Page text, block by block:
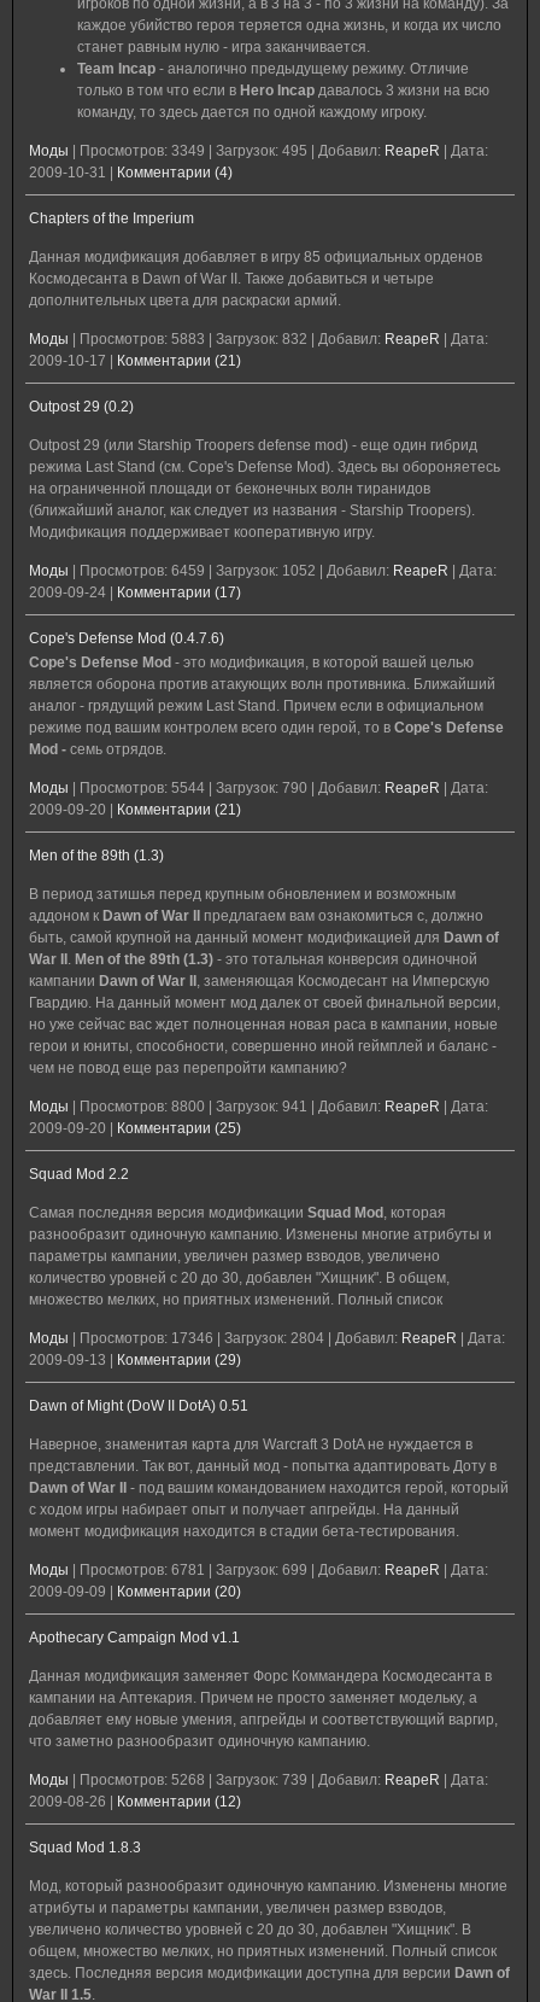
игроков по одной жизни, а в 3 на 3 - по 3 жизни на команду). За
каждое убийство героя теряется одна жизнь, и когда их число
станет равным нулю - игра заканчивается.
Team Incap - аналогично предыдущему режиму. Отличие
только в том что если в Hero Incap давалось 3 жизни на всю
команду, то здесь дается по одной каждому игроку.
Моды Просмотров: 3349 Загрузок: 495 Добавил: ReapeR
Дата:
2009-10-31
Комментарии (4)
Chapters of the Imperium
Данная модификация добавляет в игру 85 официальных орденов
Космодесанта в Dawn of War II. Также добавиться и четыре
дополнительных цвета для раскраски армий.
Моды Просмотров: 5883 Загрузок: 832 Добавил: ReapeR
Дата:
2009-10-17
Комментарии (21)
Outpost 29 (0.2)
Outpost 29 (или Starship Troopers defense mod) - еще один гибрид
режима Last Stand (см. Cope's Defense Mod). Здесь вы обороняетесь
на ограниченной площади от беконечных волн тиранидов
(ближайший аналог, как следует из названия - Starship Troopers).
Модификация поддерживает кооперативную игру.
Моды Просмотров: 6459 Загрузок: 1052 Добавил: ReapeR
Дата:
2009-09-24
Комментарии (17)
Cope's Defense Mod (0.4.7.6)
Cope's Defense Mod - это модификация, в которой вашей целью
является оборона против атакующих волн противника. Ближайший
аналог - грядущий режим Last Stand. Причем если в официальном
режиме под вашим контролем всего один герой, то в Cope's Defense
Mod - семь отрядов.
Моды Просмотров: 5544 Загрузок: 790 Добавил: ReapeR
Дата:
2009-09-20
Комментарии (21)
Men of the 89th (1.3)
В период затишья перед крупным обновлением и возможным
аддоном к Dawn of War II предлагаем вам ознакомиться с, должно
быть, самой крупной на данный момент модификацией для Dawn of
War II . Men of the 89th (1.3) - это тотальная конверсия одиночной
кампании Dawn of War II , заменяющая Космодесант на Имперскую
Гвардию. На данный момент мод далек от своей финальной версии,
но уже сейчас вас ждет полноценная новая раса в кампании, новые
герои и юниты, способности, совершенно иной геймплей и баланс -
чем не повод еще раз перепройти кампанию?
Моды Просмотров: 8800 Загрузок: 941 Добавил: ReapeR
Дата:
2009-09-20
Комментарии (25)
Squad Mod 2.2
Самая последняя версия модификации Squad Mod , которая
разнообразит одиночную кампанию. Изменены многие атрибуты и
параметры кампании, увеличен размер взводов, увеличено
количество уровней с 20 до 30, добавлен "Хищник". В общем,
множество мелких, но приятных изменений. Полный список
Моды Просмотров: 17346 Загрузок: 2804 Добавил: ReapeR
Дата:
2009-09-13
Комментарии (29)
Dawn of Might (DoW II DotA) 0.51
Наверное, знаменитая карта для Warcraft 3 DotA не нуждается в
представлении. Так вот, данный мод - попытка адаптировать Доту в
Dawn of War II
- под вашим командованием находится герой, который
с ходом игры набирает опыт и получает апгрейды. На данный
момент модификация находится в стадии бета-тестирования.
Моды Просмотров: 6781 Загрузок: 699 Добавил: ReapeR
Дата:
2009-09-09
Комментарии (20)
Apothecary Campaign Mod v1.1
Данная модификация заменяет Форс Коммандера Космодесанта в
кампании на Аптекария. Причем не просто заменяет модельку, а
добавляет ему новые умения, апгрейды и соответствующий варгир,
что заметно разнообразит одиночную кампанию.
Моды Просмотров: 5268 Загрузок: 739 Добавил: ReapeR
Дата:
2009-08-26
Комментарии (12)
Squad Mod 1.8.3
Мод, который разнообразит одиночную кампанию. Изменены многие
атрибуты и параметры кампании, увеличен размер взводов,
увеличено количество уровней с 20 до 30, добавлен "Хищник". В
общем, множество мелких, но приятных изменений. Полный список
здесь. Последняя версия модификации доступна для версии Dawn of
War II 1.5.